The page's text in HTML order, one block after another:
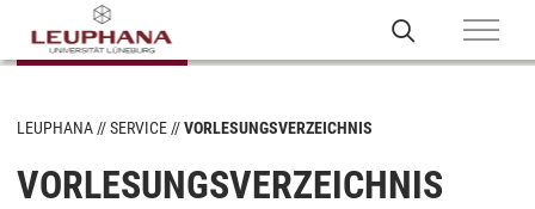
LEUPHANA SERVICE VORLESUNGSVERZEICHNIS
VORLESUNGSVERZEICHNIS